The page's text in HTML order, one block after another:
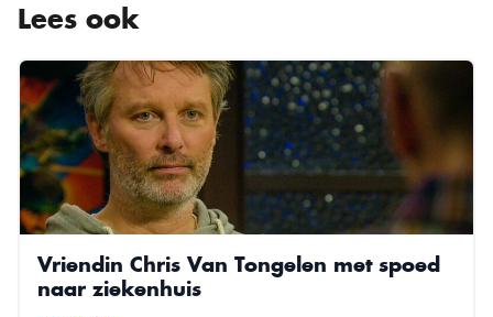
Lees ook
Vriendin Chris Van Tongelen met spoed
naar ziekenhuis